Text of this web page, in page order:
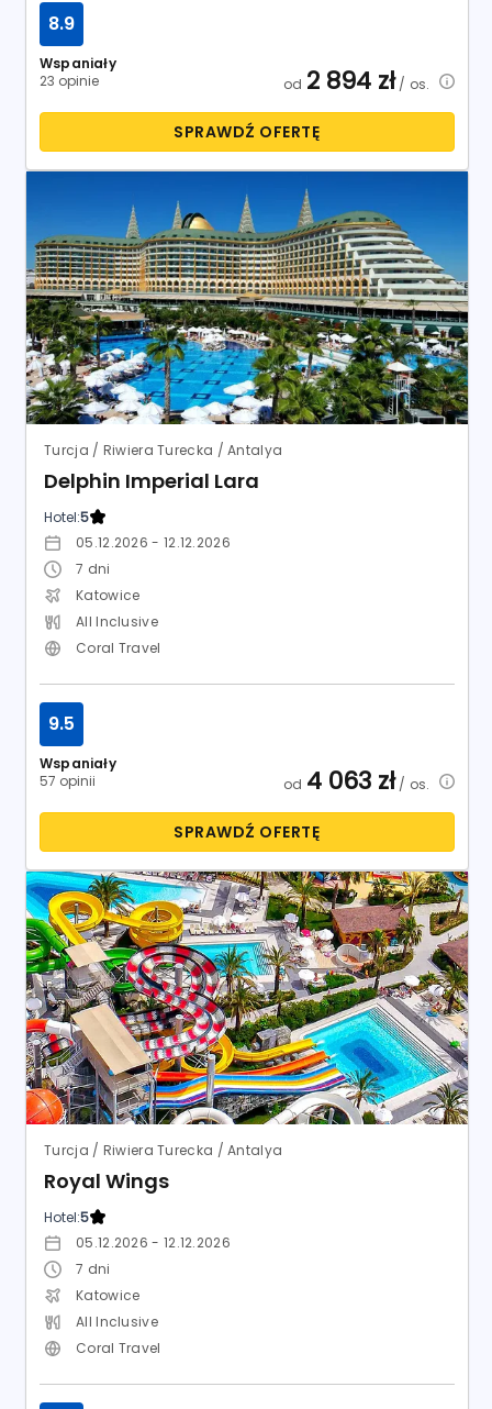
Wspaniały
23 opinie
8.9
od 2 894 zł/ os.
SPRAWDŹ OFERTĘ
Turcja / Riwiera Turecka / Antalya
Delphin Imperial Lara
Hotel:5
05.12.2026 - 12.12.2026
7 dni
Katowice
All Inclusive
Coral Travel
Wspaniały
57 opinii
9.5
od 4 063 zł/ os.
SPRAWDŹ OFERTĘ
Turcja / Riwiera Turecka / Antalya
Royal Wings
Hotel:5
05.12.2026 - 12.12.2026
7 dni
Katowice
All Inclusive
Coral Travel